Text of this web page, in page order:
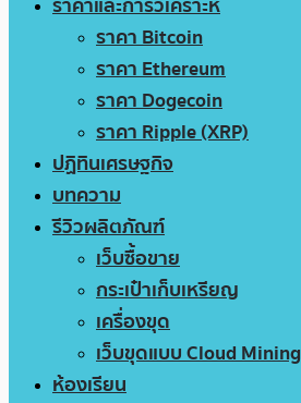
ราคา Bitcoin
ราคา Ethereum
ราคา Dogecoin
ราคา Ripple (XRP)
ปฏิทินเศรษฐกิจ
บทความ
รีวิวผลิตภัณฑ์
เว็บซื้อขาย
กระเป๋าเก็บเหรียญ
เครื่องขุด
เว็บขุดแบบ Cloud Mining
ห้องเรียน